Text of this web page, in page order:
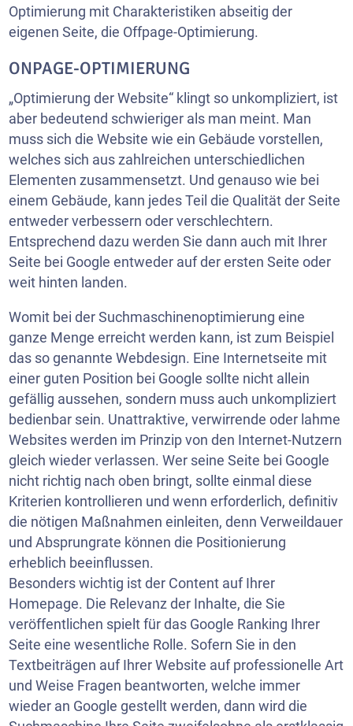
Optimierung mit Charakteristiken abseitig der
eigenen Seite, die Offpage-Optimierung.
ONPAGE-OPTIMIERUNG
„Optimierung der Website“ klingt so unkompliziert, ist
aber bedeutend schwieriger als man meint. Man
muss sich die Website wie ein Gebäude vorstellen,
welches sich aus zahlreichen unterschiedlichen
Elementen zusammensetzt. Und genauso wie bei
einem Gebäude, kann jedes Teil die Qualität der Seite
entweder verbessern oder verschlechtern.
Entsprechend dazu werden Sie dann auch mit Ihrer
Seite bei Google entweder auf der ersten Seite oder
weit hinten landen.
Womit bei der Suchmaschinenoptimierung eine
ganze Menge erreicht werden kann, ist zum Beispiel
das so genannte Webdesign. Eine Internetseite mit
einer guten Position bei Google sollte nicht allein
gefällig aussehen, sondern muss auch unkompliziert
bedienbar sein. Unattraktive, verwirrende oder lahme
Websites werden im Prinzip von den Internet-Nutzern
gleich wieder verlassen. Wer seine Seite bei Google
nicht richtig nach oben bringt, sollte einmal diese
Kriterien kontrollieren und wenn erforderlich, definitiv
die nötigen Maßnahmen einleiten, denn Verweildauer
und Absprungrate können die Positionierung
erheblich beeinflussen.
Besonders wichtig ist der Content auf Ihrer
Homepage. Die Relevanz der Inhalte, die Sie
veröffentlichen spielt für das Google Ranking Ihrer
Seite eine wesentliche Rolle. Sofern Sie in den
Textbeiträgen auf Ihrer Website auf professionelle Art
und Weise Fragen beantworten, welche immer
wieder an Google gestellt werden, dann wird die